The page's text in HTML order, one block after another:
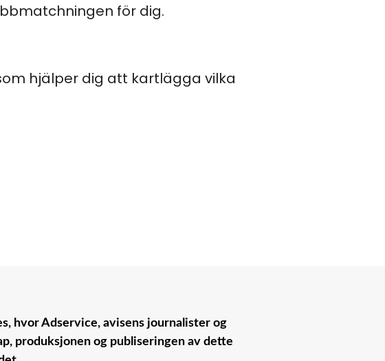
för dig.
hjälper dig att kartlägga vilka
hvor Adservice, avisens journalister og
produksjonen og publiseringen av dette